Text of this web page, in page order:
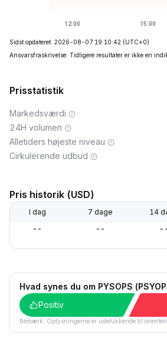
Sidst opdateret: 2026-08-07 19:10:42 (UTC+0)
Ansvarsfraskrivelse: Tidligere resultater er ikke en
Prisstatistik
Markedsværdi
24H volumen
Alletiders højeste niveau
Cirkulerende udbud
Pris historik (USD)
I dag 7 dage 14
-- -- --
Hvad synes du om PYSOPS
Positiv
Bemærk: Oplysningerne er udelukkende til